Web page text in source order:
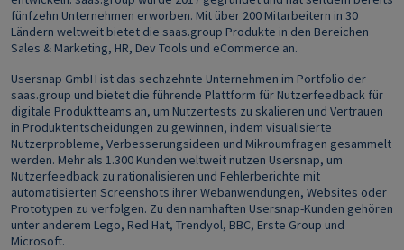
fünfzehn Unternehmen erworben. Mit über 200 Mitarbeitern in 30
Ländern weltweit bietet die saas.group Produkte in den Bereichen
Sales & Marketing, HR, Dev Tools und eCommerce an.
Usersnap GmbH ist das sechzehnte Unternehmen im Portfolio der
saas.group und bietet die führende Plattform für Nutzerfeedback für
digitale Produktteams an, um Nutzertests zu skalieren und Vertrauen
in Produktentscheidungen zu gewinnen, indem visualisierte
Nutzerprobleme, Verbesserungsideen und Mikroumfragen gesammelt
werden. Mehr als 1.300 Kunden weltweit nutzen Usersnap, um
Nutzerfeedback zu rationalisieren und Fehlerberichte mit
automatisierten Screenshots ihrer Webanwendungen, Websites oder
Prototypen zu verfolgen. Zu den namhaften Usersnap-Kunden gehören
unter anderem Lego, Red Hat, Trendyol, BBC, Erste Group und
Microsoft.